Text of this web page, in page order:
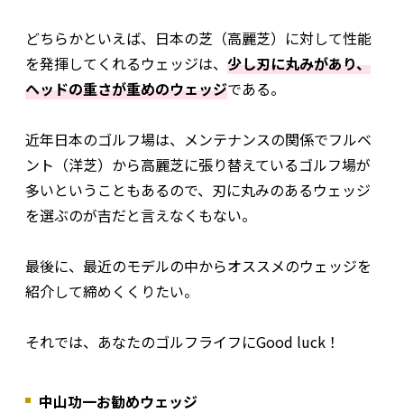
どちらかといえば、日本の芝（高麗芝）に対して性能
を発揮してくれるウェッジは、 少し刃に丸みがあり、
ヘッドの重さが重めのウェッジである。
近年日本のゴルフ場は、メンテナンスの関係でフルベ
ント（洋芝）から高麗芝に張り替えているゴルフ場が
多いということもあるので、刃に丸みのあるウェッジ
を選ぶのが吉だと言えなくもない。
最後に、最近のモデルの中からオススメのウェッジを
紹介して締めくくりたい。
それでは、あなたのゴルフライフにGood luck！
中山功一お勧めウェッジ